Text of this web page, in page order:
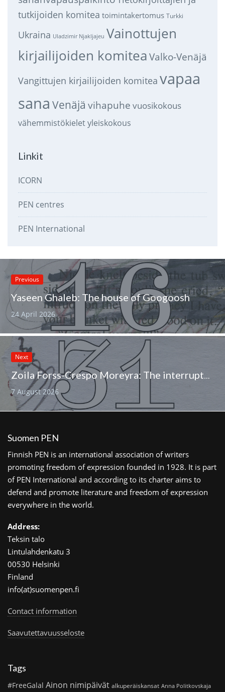
tutkijoiden komitea toimintakertomus Turkki
Ukraina Uladzimir Njakljajeu Vainottujen
kirjailijoiden komitea Valko-Venäjä
Vangittujen kirjailijoiden komitea vapaa
sana Venäjä vihapuhe vuosikokous
vähemmistökieletyleiskokous
Linkit
ICORN
PEN centres
PEN International
Previous
Yaseen Ghaleb: The house of Googoosh
24 April 2026
Next
Zoila Forss-Crespo Moreyra: The interrupted poem
7 August 2026
Suomen PEN
Finnish PEN is an international association of writers
promoting freedom of expression founded in 1928. It is part
of PEN International and according to its charter aims to
defend and promote literature and freedom of expression
everywhere in the world.
Address:
Teksin talo
Lintulahdenkatu 3
00530 Helsinki
Finland
info(at)suomenpen.fi
Contact information
Saavutettavuusseloste
Tags
#FreeGalal Ainon nimipäivät alkuperäiskansat Anna Politkovskaja